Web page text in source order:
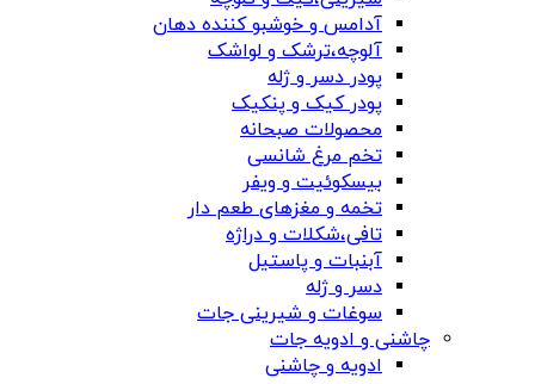
آدامس و خوشبو کننده دهان
آلوچه،ترشک و لواشک
پودر دسر و ژله
پودر کیک و پنکیک
محصولات صبحانه
تخم مرغ شانسی
بیسکوئیت و ویفر
تخمه و مغزهای طعم دار
تافی،شکلات و دراژه
آبنبات و پاستیل
دسر و ژله
سوغات و شیرینی جات
چاشنی و ادویه جات
ادویه و چاشنی